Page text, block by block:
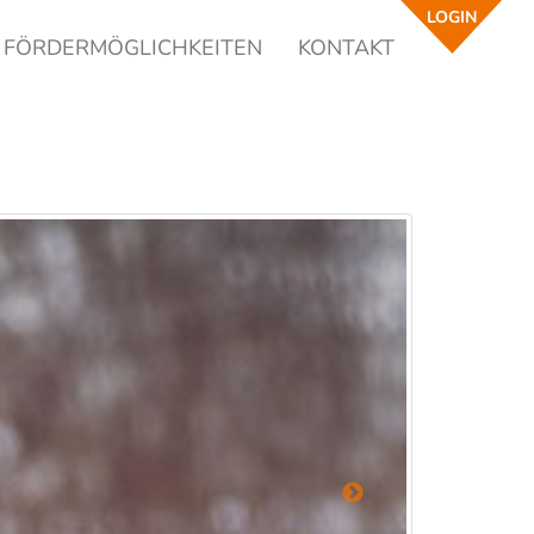
LOGIN
FÖRDERMÖGLICHKEITEN KONTAKT